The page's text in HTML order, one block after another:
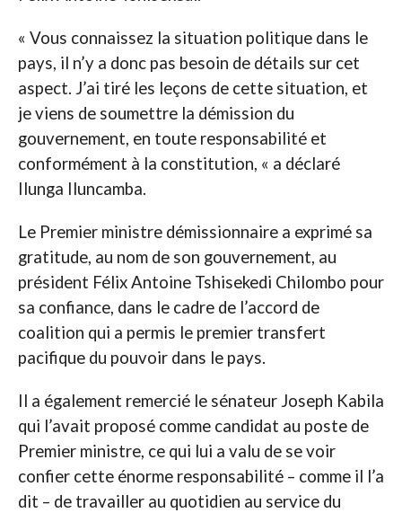
« Vous connaissez la situation politique dans le
pays, il n’y a donc pas besoin de détails sur cet
aspect. J’ai tiré les leçons de cette situation, et
je viens de soumettre la démission du
gouvernement, en toute responsabilité et
conformément à la constitution, « a déclaré
Ilunga Iluncamba.
Le Premier ministre démissionnaire a exprimé sa
gratitude, au nom de son gouvernement, au
président Félix Antoine Tshisekedi Chilombo pour
sa confiance, dans le cadre de l’accord de
coalition qui a permis le premier transfert
pacifique du pouvoir dans le pays.
Il a également remercié le sénateur Joseph Kabila
qui l’avait proposé comme candidat au poste de
Premier ministre, ce qui lui a valu de se voir
confier cette énorme responsabilité – comme il l’a
dit – de travailler au quotidien au service du